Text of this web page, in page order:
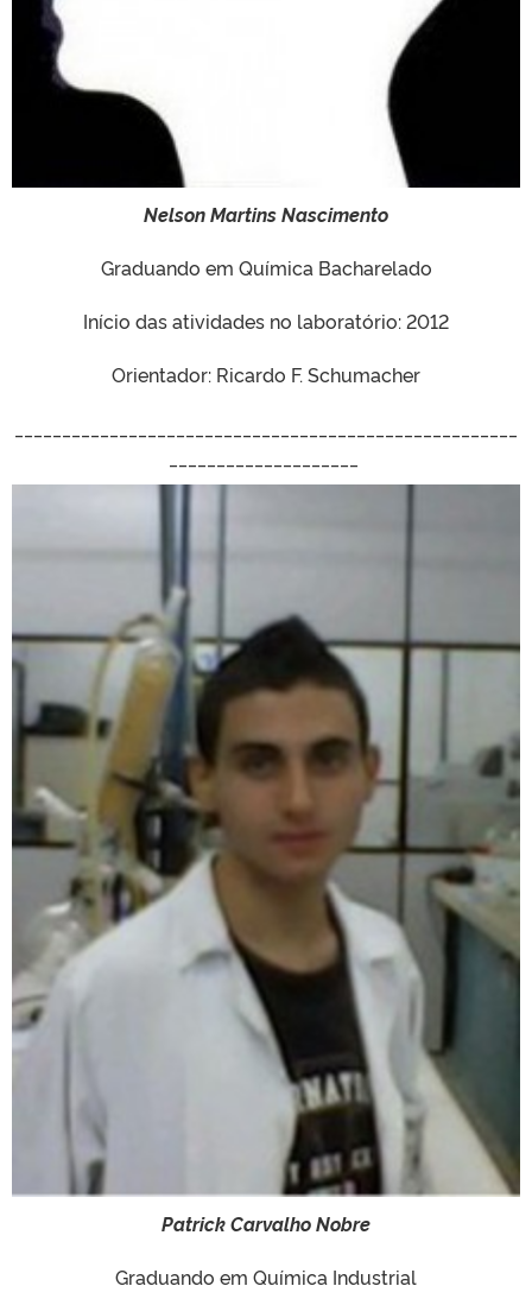
Nelson Martins Nascimento
Graduando em Química Bacharelado
Início das atividades no laboratório: 2012
Orientador: Ricardo F. Schumacher
Patrick Carvalho Nobre
Graduando em Química Industrial